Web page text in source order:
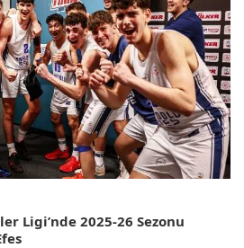
Ligi’nde 2025-26 Sezonu